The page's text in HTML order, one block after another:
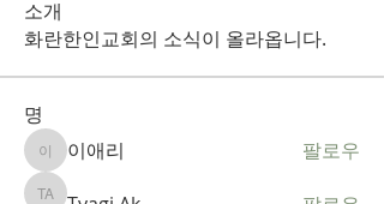
소개
화란한인교회의 소식이 올라옵니다.
명
이애리이애리 팔로우